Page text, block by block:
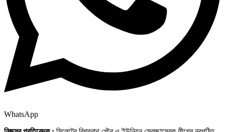
WhatsApp